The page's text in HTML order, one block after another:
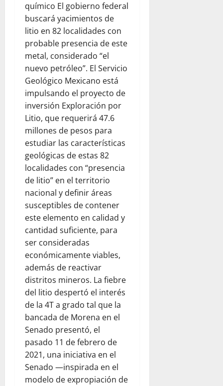
químico El gobierno federal
buscará yacimientos de
litio en 82 localidades con
probable presencia de este
metal, considerado “el
nuevo petróleo”. El Servicio
Geológico Mexicano está
impulsando el proyecto de
inversión Exploración por
Litio, que requerirá 47.6
millones de pesos para
estudiar las características
geológicas de estas 82
localidades con “presencia
de litio” en el territorio
nacional y definir áreas
susceptibles de contener
este elemento en calidad y
cantidad suficiente, para
ser consideradas
económicamente viables,
además de reactivar
distritos mineros. La fiebre
del litio despertó el interés
de la 4T a grado tal que la
bancada de Morena en el
Senado presentó, el
pasado 11 de febrero de
2021, una iniciativa en el
Senado —inspirada en el
modelo de expropiación de